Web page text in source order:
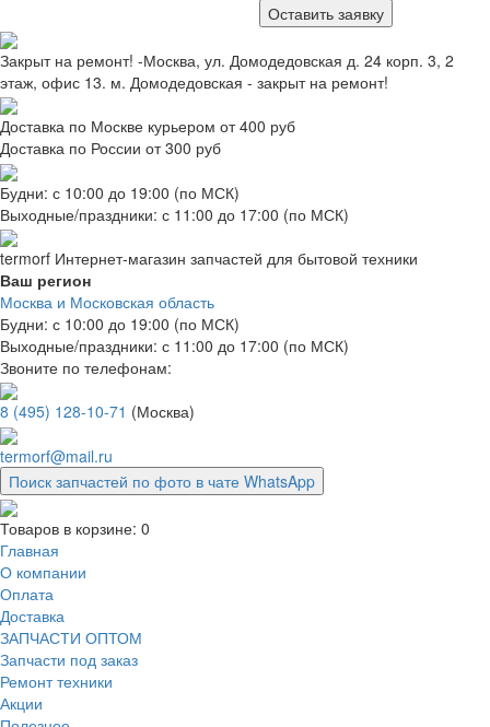
Закрыт на ремонт! -Москва, ул. Домодедовская д. 24 корп. 3, 2
этаж, офис 13. м. Домодедовская - закрыт на ремонт!
Доставка по Москве курьером от 400 руб
Доставка по России от 300 руб
Будни: с 10:00 до 19:00 (по МСК)
Выходные/праздники: с 11:00 до 17:00 (по МСК)
termorf Интернет-магазин запчастей для бытовой техники
Ваш регион
Москва и Московская область
Будни: с 10:00 до 19:00 (по МСК)
Выходные/праздники: с 11:00 до 17:00 (по МСК)
Звоните по телефонам:
8 (495) 128-10-71 (Москва)
termorf@mail.ru
Поиск запчастей по фото в чате WhatsApp
Товаров в корзине: 0
Главная
О компании
Оплата
Доставка
ЗАПЧАСТИ ОПТОМ
Запчасти под заказ
Ремонт техники
Акции